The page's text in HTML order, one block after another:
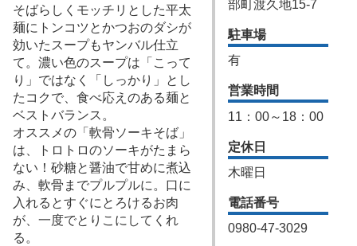
そばらしくモッチリとした平太
麺にトンコツとかつおのダシが
効いたスープもヤンバル仕立
て。濃い色のスープは「こって
り」ではなく「しっかり」とし
たコクで、食べ応えのある麺と
ベストバランス。
オススメの「軟骨ソーキそば」
は、トロトロのソーキがたまら
ない！砂糖と醤油で甘めに煮込
み、軟骨までプルプルに。口に
入れるとすぐにとろけるお肉
が、一度でとりこにしてくれ
る。
部町渡久地15-7
駐車場
有
営業時間
11：00～18：00
定休日
木曜日
電話番号
0980-47-3029